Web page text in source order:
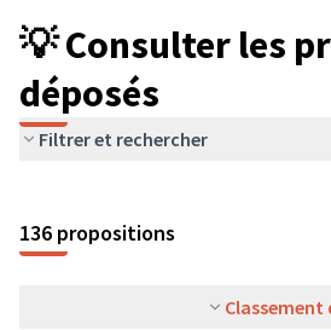
💡 Consulter les
déposés
Filtrer et rechercher
136 propositions